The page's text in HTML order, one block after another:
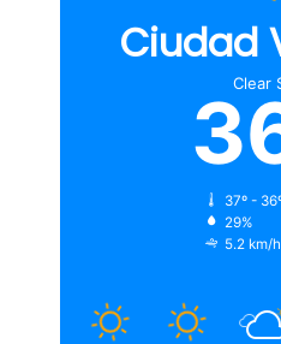
Ciudad
Clear
37º -
29%
5.2 km/h